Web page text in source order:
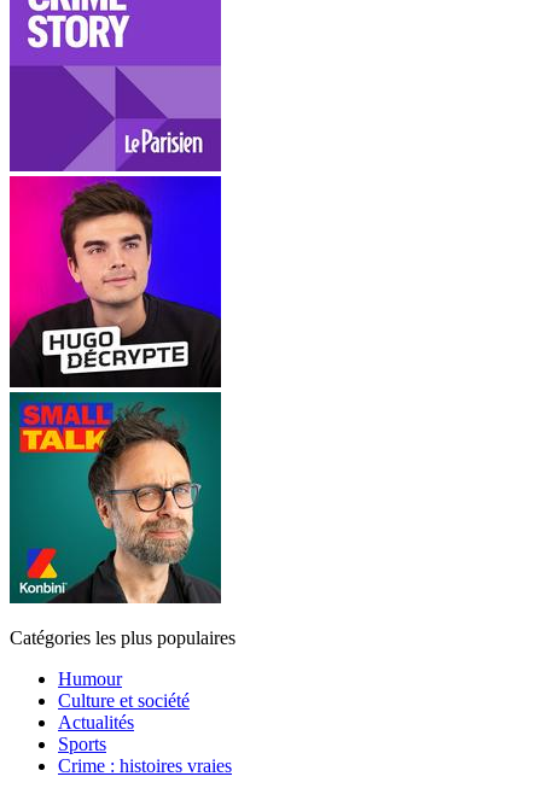
Catégories les plus populaires
Humour
Culture et société
Actualités
Sports
Crime : histoires vraies